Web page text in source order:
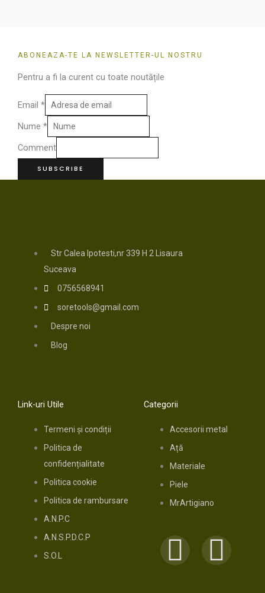
ABONEAZA-TE LA NEWSLETTER-UL NOSTRU
Pentru a fi la curent cu toate noutățile
Nume *
Email *
Comment
SUBSCRIBE
Str Calea Ipotesti,nr 339 H 2 Lisaura
Suceava
0756568941
soretools@gmail.com
Despre noi
Blog
Link-uri Utile
Termeni și condiții
Politica de
confidențialitate
Politica cookie
Politica de rambursare
A.N.P.C
A.N.S.P.D.C.P
S.O.L
Categorii
Accesorii metal
Ață
Materiale
Piele
MrArtigiano
F
I